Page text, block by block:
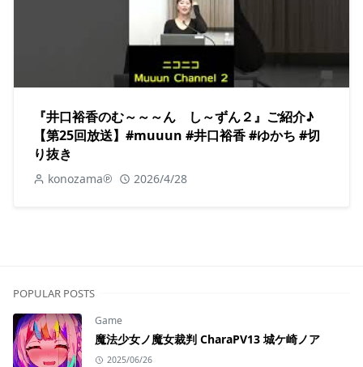
『井口裕香のむ～～～ん し～ずん２』ご紹介♪
【第25回放送】#muuun #井口裕香 #ゆかち #切
り抜き
konozama℗ 2026/4/28
POPULAR POSTS
Game
魔法少女ノ魔女裁判 CharaPV13 城ケ崎ノア
2025/06/26